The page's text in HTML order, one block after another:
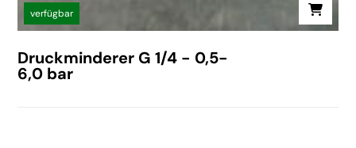
verfügbar
Druckminderer G 1/4 - 0,5-
6,0 bar